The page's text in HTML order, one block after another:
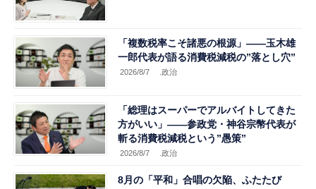
「複数税率こそ諸悪の根源」――玉木雄
一郎代表が語る消費税減税の”落とし穴”
2026/8/7 .政治
「総理はスーパーでアルバイトしてきた
方がいい」――参政党・神谷宗幣代表が
斬る消費税減税という”愚策”
2026/8/7 .政治
8月の「平和」合唱の欠陥、ふたたび